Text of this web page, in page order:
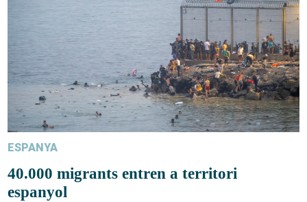
ESPANYA
40.000 migrants entren a territori
espanyol